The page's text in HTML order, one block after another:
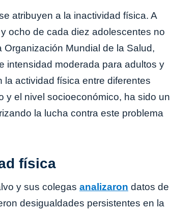
atribuyen a la inactividad física. A
ocho de cada diez adolescentes no
Mundial de la Salud,
intensidad moderada para adultos y
actividad física entre diferentes
y el nivel socioeconómico, ha sido un
la lucha contra este problema
física
y sus colegas analizaron datos de
desigualdades persistentes en la